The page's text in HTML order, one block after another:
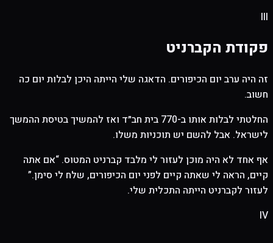
III
פקודת הקברניט
זה היה ערב יום הכיפורים. הדאגה שלי הייתה היכן לבלות יום כה
חשוב.
החלטתי לבלות אותו ב-770 בית חב״ד ואז להמשיך בטיסת ההמשך
לישראל. אבל להשם יש תוכניות משלו.
אף אחד לא היה מוכן לעזור לי מלבד קברניט המטוס. “אם אתה
קיים, הראה לי שאתה קיים לפני יום הכיפורים, שלח לי סימן.”
לעזור לקברניט הייתה התכלית שלי.
IV